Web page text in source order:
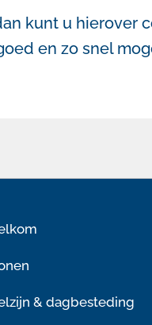
kunt u hierover
en zo snel
& dagbesteding